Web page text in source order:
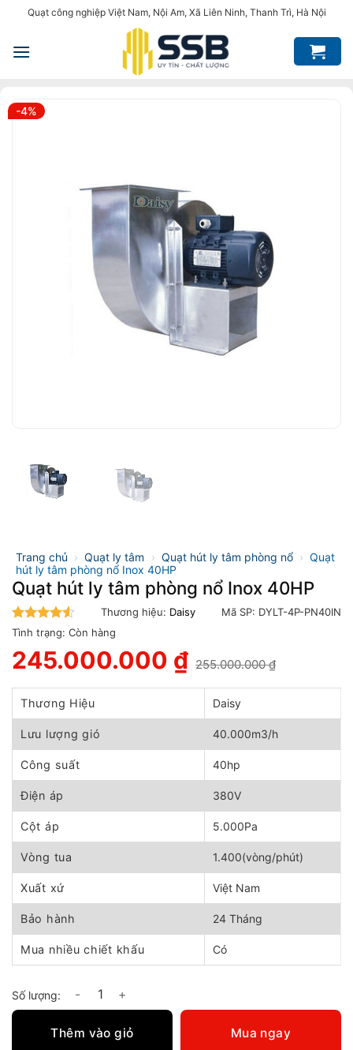
nội
Quạt công nghiệp Việt Nam, Nội Am, Xã Liên Ninh, Thanh Trì, Hà Nội
-4%
Trang chủ › Quạt ly tâm › Quạt hút ly tâm phòng nổ › Quạt
hút ly tâm phòng nổ Inox 40HP
Quạt hút ly tâm phòng nổ Inox 40HP
4.5trên 5
Thương hiệu: Daisy Mã SP: DYLT-4P-PN40IN
Tình trạng: Còn hàng
255.000.000₫
gốc
là:
255.000.000 ₫.
245.000.000 ₫
hiện
tại
245.000.000 ₫.
Thương Hiệu Daisy
Lưu lượng gió 40.000m3/h
Công suất 40hp
Điện áp 380V
Cột áp 5.000Pa
Vòng tua 1.400(vòng/phút)
Xuất xứ Việt Nam
Bảo hành 24 Tháng
Mua nhiều chiết khấu Có
Quạt hút ly tâm phòng nổ Inox 40HP số lượng
Thêm vào giỏ Mua ngay